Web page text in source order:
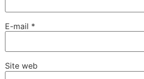
E-mail *
Site web